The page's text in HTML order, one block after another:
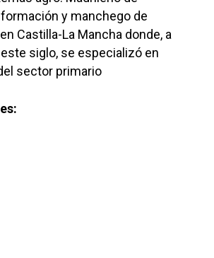
y manchego de
Castilla-La Mancha donde, a
siglo, se especializó en
sector primario